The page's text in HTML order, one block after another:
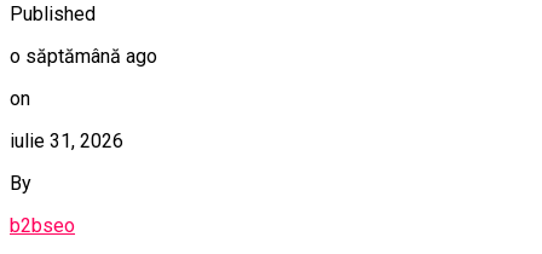
Published
o săptămână ago
on
iulie 31, 2026
By
b2bseo